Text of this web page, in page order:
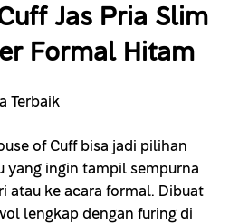
Jas Pria Slim
Formal Hitam
of Cuff bisa jadi pilihan
yang ingin tampil sempurna
atau ke acara formal. Dibuat
lengkap dengan furing di